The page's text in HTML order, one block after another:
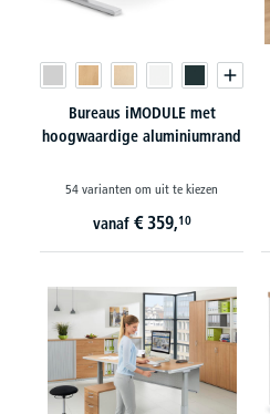
Bureaus iMODULE met
hoogwaardige aluminiumrand
54 varianten om uit te kiezen
vanaf € 359,10